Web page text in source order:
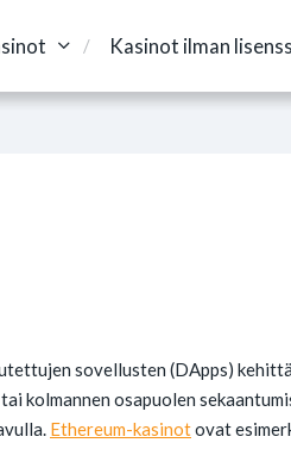
Kasinot ilman
sovellusten (DApps)
kolmannen osapuolen
Ethereum-kasinotovat